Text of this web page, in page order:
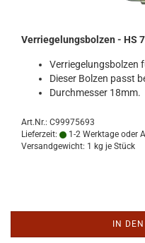
Ver­rie­ge­lungs­bol­zen - HS
Ver­rie­ge­lungs­bol­zen
Die­ser Bol­zen passt
Durch­mes­ser 18mm.
Art.Nr.: C99975693
Lieferzeit:
1-2 Werktage oder
Versandgewicht: 1 kg je Stück
IN